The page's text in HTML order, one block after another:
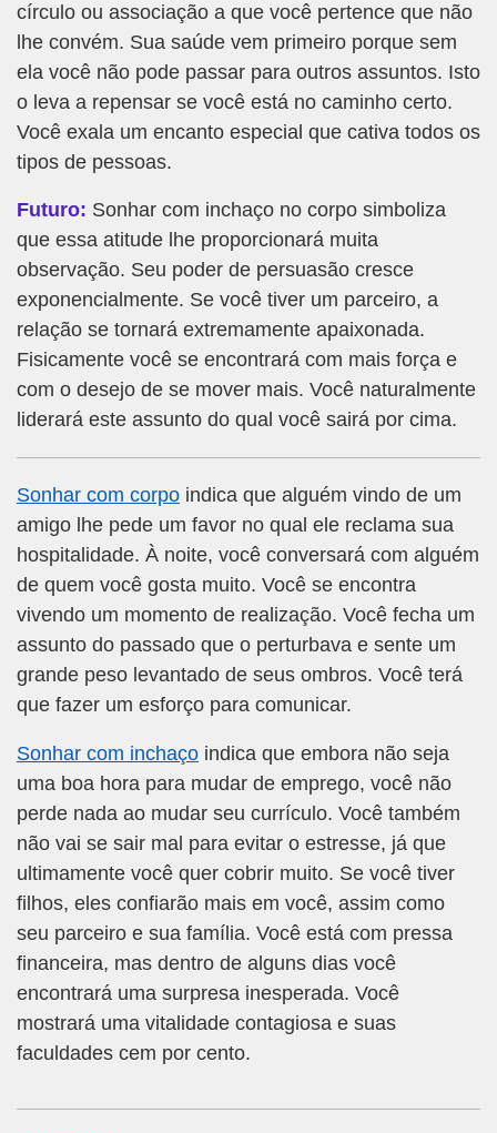
círculo ou associação a que você pertence que não
lhe convém. Sua saúde vem primeiro porque sem
ela você não pode passar para outros assuntos. Isto
o leva a repensar se você está no caminho certo.
Você exala um encanto especial que cativa todos os
tipos de pessoas.
Futuro: Sonhar com inchaço no corpo simboliza
que essa atitude lhe proporcionará muita
observação. Seu poder de persuasão cresce
exponencialmente. Se você tiver um parceiro, a
relação se tornará extremamente apaixonada.
Fisicamente você se encontrará com mais força e
com o desejo de se mover mais. Você naturalmente
liderará este assunto do qual você sairá por cima.
Sonhar com corpo indica que alguém vindo de um
amigo lhe pede um favor no qual ele reclama sua
hospitalidade. À noite, você conversará com alguém
de quem você gosta muito. Você se encontra
vivendo um momento de realização. Você fecha um
assunto do passado que o perturbava e sente um
grande peso levantado de seus ombros. Você terá
que fazer um esforço para comunicar.
Sonhar com inchaço indica que embora não seja
uma boa hora para mudar de emprego, você não
perde nada ao mudar seu currículo. Você também
não vai se sair mal para evitar o estresse, já que
ultimamente você quer cobrir muito. Se você tiver
filhos, eles confiarão mais em você, assim como
seu parceiro e sua família. Você está com pressa
financeira, mas dentro de alguns dias você
encontrará uma surpresa inesperada. Você
mostrará uma vitalidade contagiosa e suas
faculdades cem por cento.